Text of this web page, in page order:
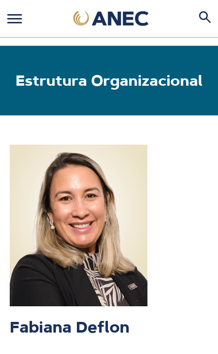
Estrutura Organizacional
Fabiana Deflon